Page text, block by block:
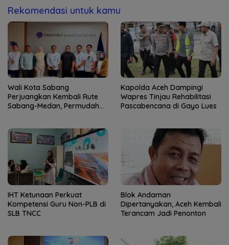
Rekomendasi untuk kamu
Wali Kota Sabang
Perjuangkan Kembali Rute
Sabang-Medan, Permudah
Kapolda Aceh Dampingi
Wapres Tinjau Rehabilitasi
Pascabencana di Gayo Lues
IHT Ketunaan Perkuat
Kompetensi Guru Non-PLB di
SLB TNCC
Blok Andaman
Dipertanyakan, Aceh Kembali
Terancam Jadi Penonton